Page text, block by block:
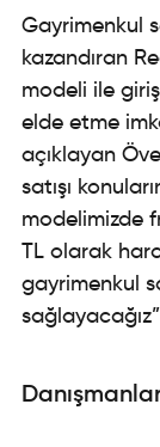
Gayrimenkul
kazandıran
modeli ile
elde etme
açıklayan
satışı
modelimizde
TL olarak
gayrimenkul